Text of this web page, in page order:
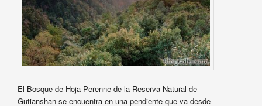
El Bosque de Hoja Perenne de la Reserva Natural de
Gutianshan se encuentra en una pendiente que va desde